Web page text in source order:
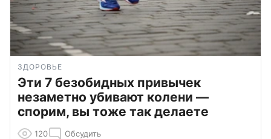
ЗДОРОВЬЕ
Эти 7 безобидных привычек
незаметно убивают колени —
спорим, вы тоже так делаете
120 Обсудить